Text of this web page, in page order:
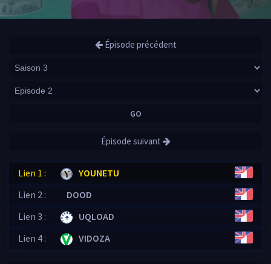
Épisode précédent
GO
Épisode suivant
Lien 1 :
YOUNETU
Lien 2 :
DOOD
Lien 3 :
UQLOAD
Lien 4 :
VIDOZA